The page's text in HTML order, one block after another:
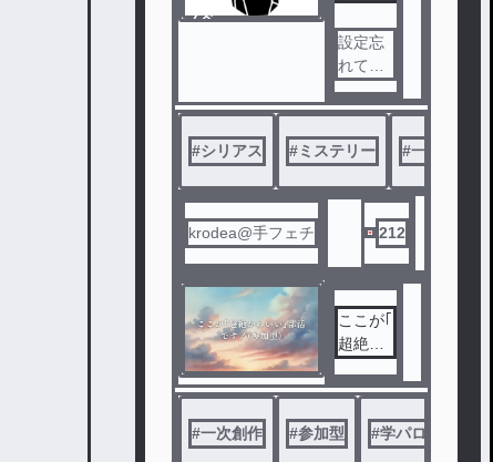
グルー
プとし
て活動
する玲
織。し
学校で
は地味
な眼鏡
姿で過
ごす伊
織の正
体に、
玲央は
気づい
い。
ノベ
設定忘
れてき
ちまっ
たから
#シリアス #ミステリー #一次創作
krodea@手フェチ 212
ここが｢
超絶か
部活で
加型)
#一次創作 #参加型 #学パロ